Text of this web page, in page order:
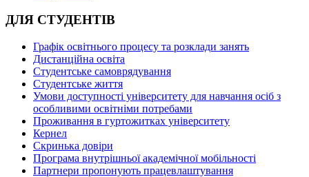
ДЛЯ СТУДЕНТІВ
Графік освітнього процесу та розклади занять
Дистанційна освіта
Студентське самоврядування
Студентське життя
Умови доступності університету для навчання осіб з
особливими освітніми потребами
Проживання в гуртожитках університету
Кернел
Скринька довіри
Програма внутрішньої академічної мобільності
Партнери пропонують працевлаштування